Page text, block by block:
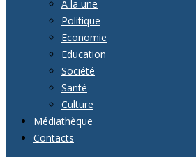
A la une
Politique
Economie
Education
Société
Santé
Culture
Médiathèque
Contacts